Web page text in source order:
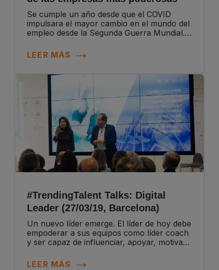
Se cumple un año desde que el COVID
impulsara el mayor cambio en el mundo del
empleo desde la Segunda Guerra Mundial.
tuvo que adaptarse a trabajar,...
LEER MÁS
#TrendingTalent Talks: Digital
Leader (27/03/19, Barcelona)
Un nuevo líder emerge. El líder de hoy debe
empoderar a sus equipos como líder coach
y ser capaz de influenciar, apoyar, motivar
de transformación...
LEER MÁS